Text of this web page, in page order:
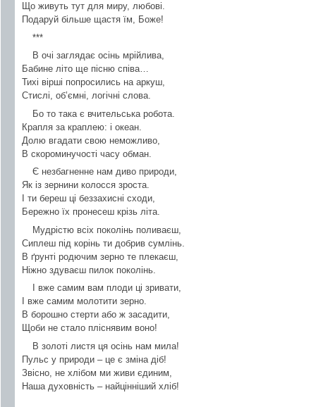
Що живуть тут для миру, любові.
Подаруй більше щастя їм, Боже!
***
В очі заглядає осінь мрійлива,
Бабине літо ще пісню співа…
Тихі вірші попросились на аркуш,
Стислі, об’ємні, логічні слова.
Бо то така є вчительська робота.
Крапля за краплею: і океан.
Долю вгадати свою неможливо,
В скороминучості часу обман.
Є незбагненне нам диво природи,
Як із зернини колосся зроста.
І ти береш ці беззахисні сходи,
Бережно їх пронесеш крізь літа.
Мудрістю всіх поколінь поливаєш,
Сиплеш під корінь ти добрив сумлінь.
В ґрунті родючим зерно те плекаєш,
Ніжно здуваєш пилок поколінь.
І вже самим вам плоди ці зривати,
І вже самим молотити зерно.
В борошно стерти або ж засадити,
Щоби не стало пліснявим воно!
В золоті листя ця осінь нам мила!
Пульс у природи – це є зміна діб!
Звісно, не хлібом ми живи єдиним,
Наша духовність – найцінніший хліб!